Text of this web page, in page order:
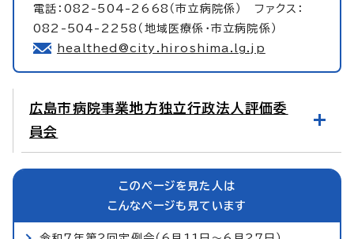
電話：082-504-2668（市立病院係） ファクス：
082-504-2258（地域医療係・市立病院係）
healthed@city.hiroshima.lg.jp
広島市病院事業地方独立行政法人評価委
員会
このページを見た人は
こんなページも見ています